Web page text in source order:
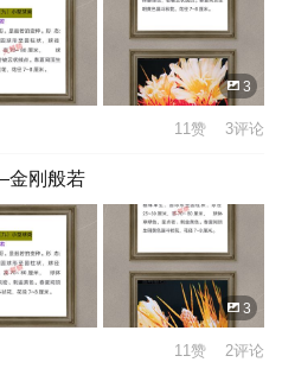
3
11赞 3评论
金刚般若
3
11赞 2评论